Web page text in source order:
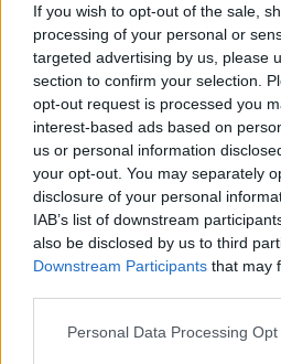
If you wish to opt-out of the sale,
processing of your personal or
targeted advertising by us, please
section to confirm your selection.
opt-out request is processed you
interest-based ads based on
us or personal information
your opt-out. You may separately
disclosure of your personal
IAB’s list of downstream
also be disclosed by us to third
Downstream Participants that may
Personal Data Processing
Satser på
salget